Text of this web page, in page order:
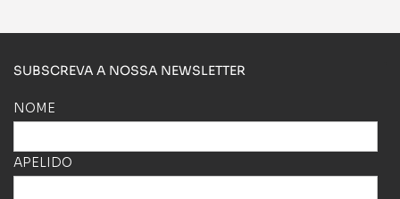
SUBSCREVA A NOSSA NEWSLETTER
NOME
APELIDO